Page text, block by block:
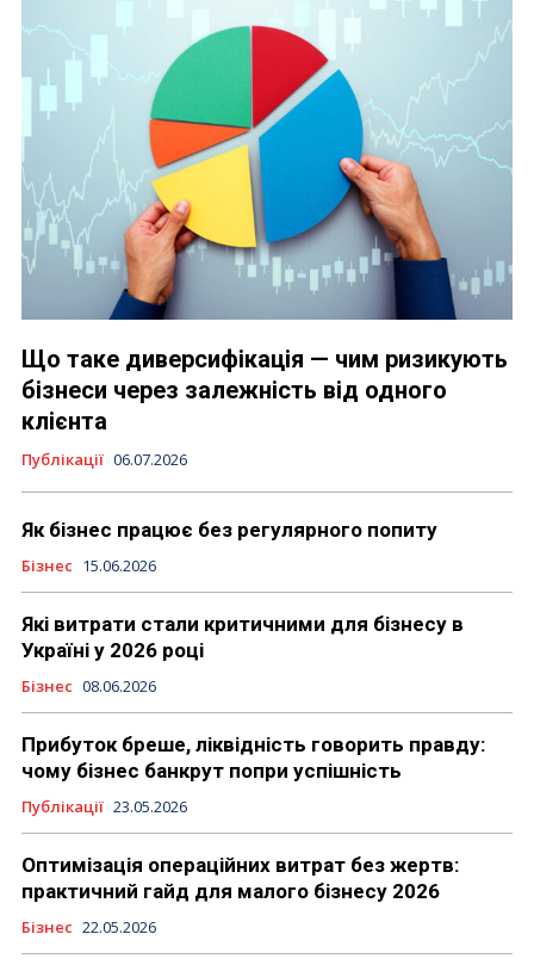
Що таке диверсифікація — чим ризикують
бізнеси через залежність від одного
клієнта
Публікації 06.07.2026
Як бізнес працює без регулярного попиту
Бізнес 15.06.2026
Які витрати стали критичними для бізнесу в
Україні у 2026 році
Бізнес 08.06.2026
Прибуток бреше, ліквідність говорить правду:
чому бізнес банкрут попри успішність
Публікації 23.05.2026
Оптимізація операційних витрат без жертв:
практичний гайд для малого бізнесу 2026
Бізнес 22.05.2026